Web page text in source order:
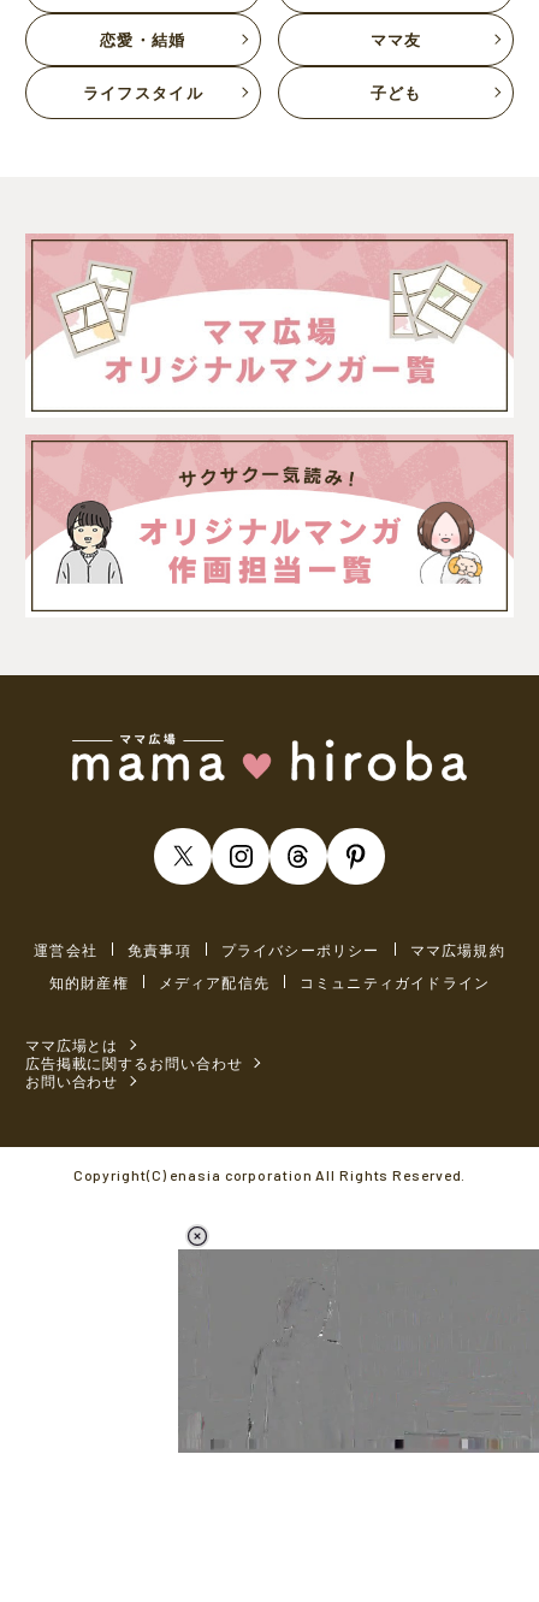
L
恋愛・結婚 ママ友
ライフスタイル 子ども
運営会社 免責事項 プライバシーポリシー
ママ広場規約
知的財産権
メディア配信先 コミュニティガイドライン
ママ広場とは
広告掲載に関するお問い合わせ
お問い合わせ
Copyright(C) enasia corporation All Rights Reserved.